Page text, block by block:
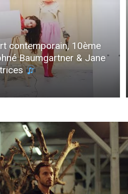
contemporain, 10ème
Baumgartner & Jane